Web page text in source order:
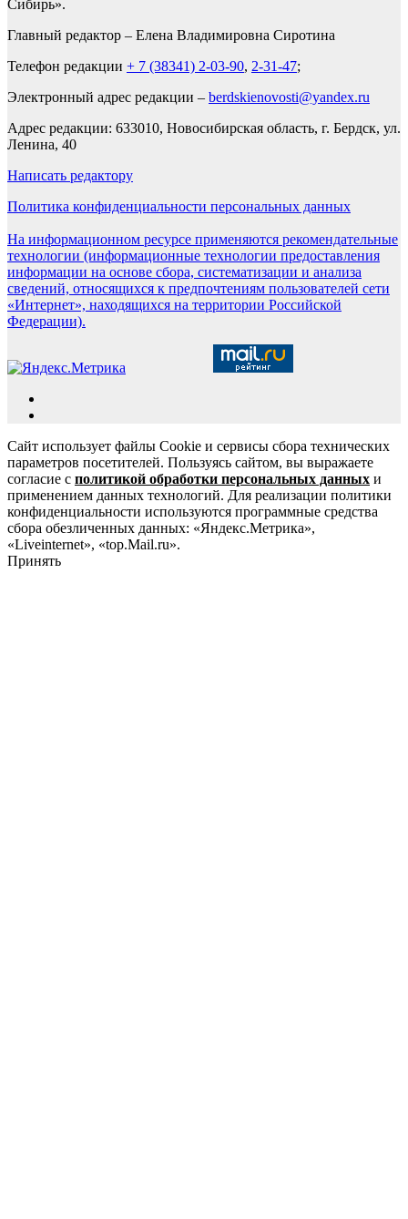
Сибирь».
Главный редактор – Елена Владимировна Сиротина
Телефон редакции + 7 (38341) 2-03-90, 2-31-47;
Электронный адрес редакции – berdskienovosti@yandex.ru
Адрес редакции: 633010, Новосибирская область, г. Бердск, ул.
Ленина, 40
Написать редактору
Политика конфиденциальности персональных данных
На информационном ресурсе применяются рекомендательные
технологии (информационные технологии предоставления
информации на основе сбора, систематизации и анализа
сведений, относящихся к предпочтениям пользователей сети
«Интернет», находящихся на территории Российской
Федерации).
Сайт использует файлы Cookie и сервисы сбора технических
параметров посетителей. Пользуясь сайтом, вы выражаете
согласие с политикой обработки персональных данных и
применением данных технологий. Для реализации политики
конфиденциальности используются программные средства
сбора обезличенных данных: «Яндекс.Метрика»,
«Liveinternet», «top.Mail.ru».
Принять